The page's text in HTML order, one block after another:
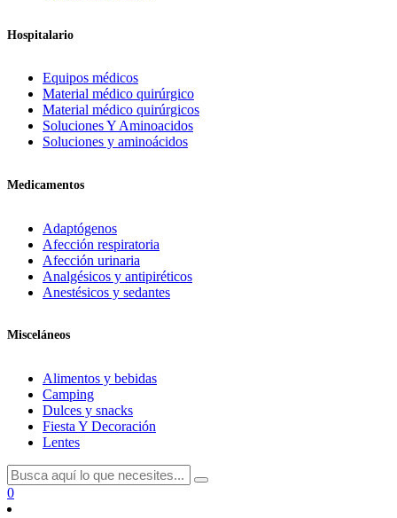
Hospitalario
Equipos médicos
Material médico quirúrgico
Material médico quirúrgicos
Soluciones Y Aminoacidos
Soluciones y aminoácidos
Medicamentos
Adaptógenos
Afección respiratoria
Afección urinaria
Analgésicos y antipiréticos
Anestésicos y sedantes
Misceláneos
Alimentos y bebidas
Camping
Dulces y snacks
Fiesta Y Decoración
Lentes
0